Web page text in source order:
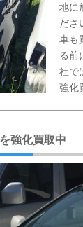
地に
ださ
車も
る前
社で
強化
強化買取中